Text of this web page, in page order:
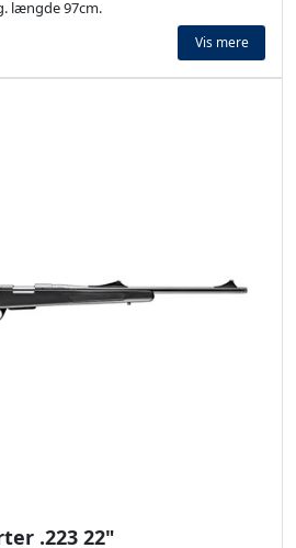
længde 97cm.
Vis mere
.223 22"